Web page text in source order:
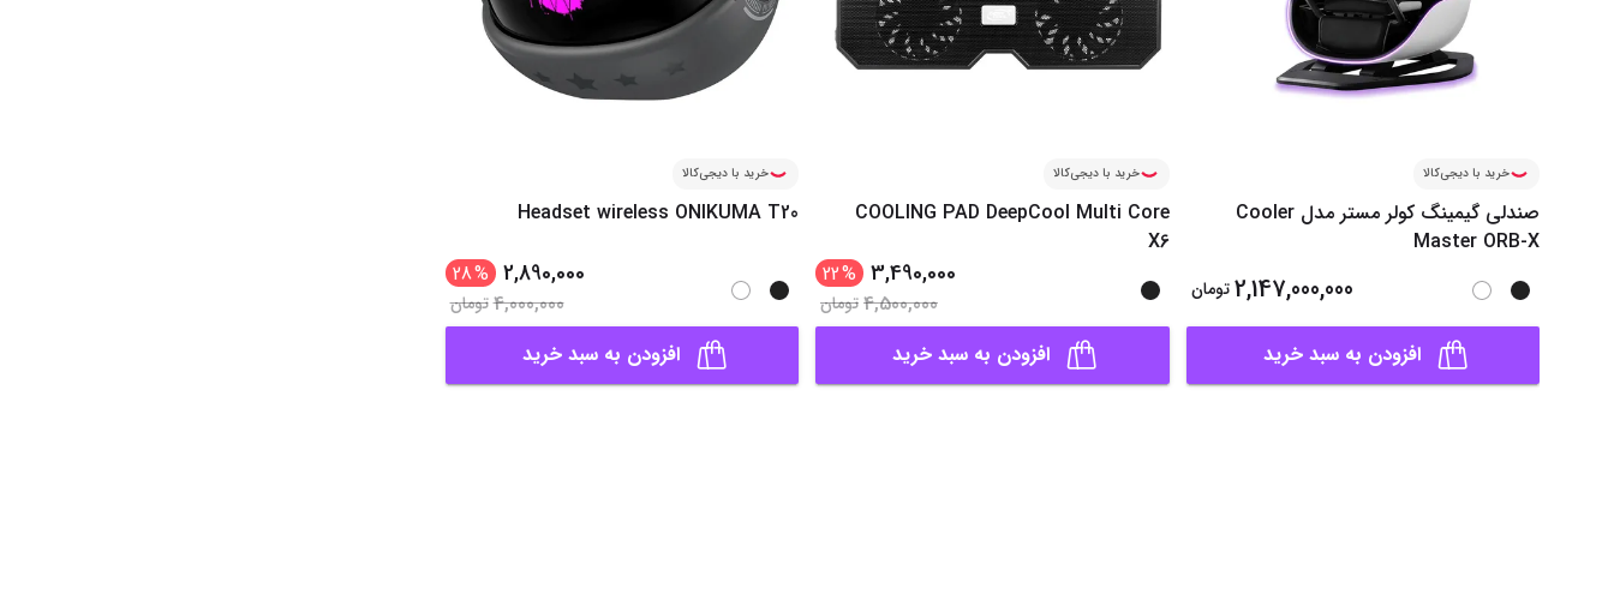
خرید با دیجی‌کالا
صندلی گیمینگ کولر مستر مدل Cooler
Master ORB-X
2,147,000,000 تومان
افزودن به سبد خرید
خرید با دیجی‌کالا
COOLING PAD DeepCool Multi Core
X6
3,490,000
%
22
4,500,000تومان
افزودن به سبد خرید
خرید با دیجی‌کالا
Headset wireless ONIKUMA T20
2,890,000
%
28
4,000,000تومان
افزودن به سبد خرید